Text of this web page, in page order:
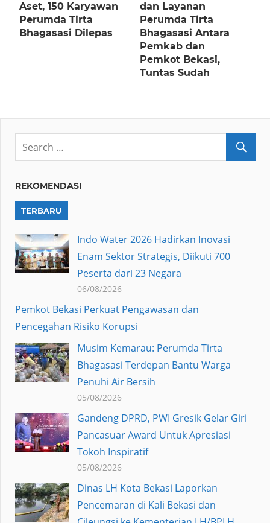
Aset, 150 Karyawan
Perumda Tirta
Bhagasasi Dilepas
dan Layanan
Perumda Tirta
Bhagasasi Antara
Pemkab dan
Pemkot Bekasi,
Tuntas Sudah
REKOMENDASI
TERBARU
Indo Water 2026 Hadirkan Inovasi
Enam Sektor Strategis, Diikuti 700
Peserta dari 23 Negara
06/08/2026
Pemkot Bekasi Perkuat Pengawasan dan
Pencegahan Risiko Korupsi
Musim Kemarau: Perumda Tirta
Bhagasasi Terdepan Bantu Warga
Penuhi Air Bersih
05/08/2026
Gandeng DPRD, PWI Gresik Gelar Giri
Pancasuar Award Untuk Apresiasi
Tokoh Inspiratif
05/08/2026
Dinas LH Kota Bekasi Laporkan
Pencemaran di Kali Bekasi dan